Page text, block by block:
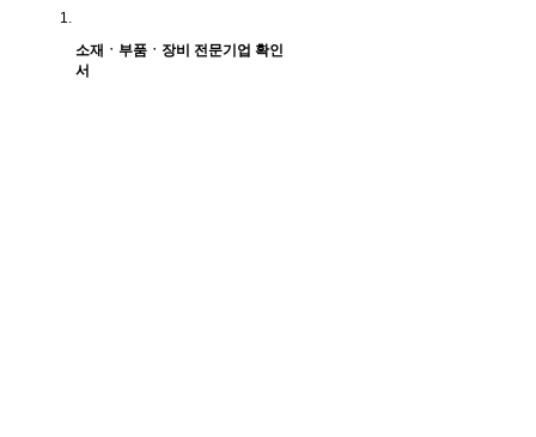
소재ㆍ부품ㆍ장비 전문기업 확인
서